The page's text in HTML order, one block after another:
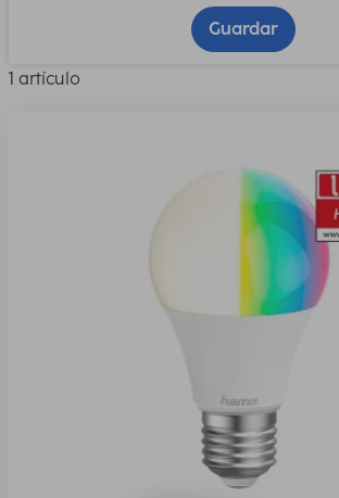
Guardar
1 artículo